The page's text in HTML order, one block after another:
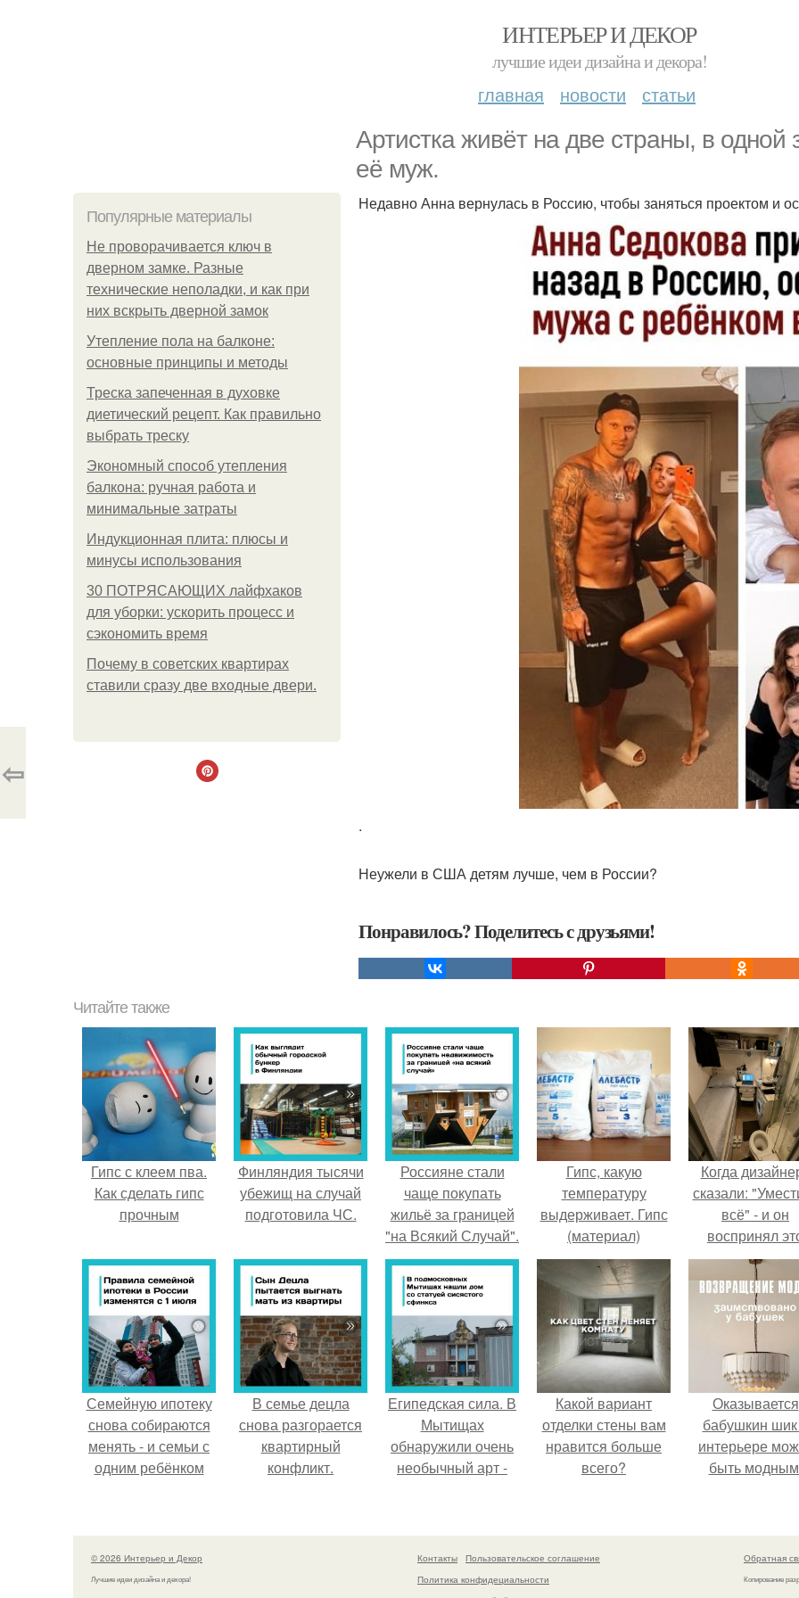
ИНТЕРЬЕР И ДЕКОР
лучшие идеи дизайна и декора!
главная новости статьи
Артистка живёт на две страны, в одной
её муж.
Популярные материалы
Не проворачивается ключ в
дверном замке. Разные
технические неполадки, и как при
них вскрыть дверной замок
Утепление пола на балконе:
основные принципы и методы
Треска запеченная в духовке
диетический рецепт. Как правильно
выбрать треску
Экономный способ утепления
балкона: ручная работа и
минимальные затраты
Индукционная плита: плюсы и
минусы использования
30 ПОТРЯСАЮЩИХ лайфхаков
для уборки: ускорить процесс и
сэкономить время
Почему в советских квартирах
ставили сразу две входные двери.
Недавно Анна вернулась в Россию, чтобы заняться проектом и
.
Неужели в США детям лучше, чем в России?
Понравилось? Поделитесь с друзьями!
⇦
Читайте также
Гипс с клеем пва.
Как сделать гипс
прочным
Финляндия тысячи
убежищ на случай
подготовила ЧС.
Россияне стали
чаще покупать
жильё за границей
"на Всякий Случай".
Гипс, какую
температуру
выдерживает. Гипс
(материал)
Когда
сказали:
всё" - и он
воспринял
слишком
буквально.
Семейную ипотеку
снова собираются
менять - и семьи с
одним ребёнком
В семье децла
снова разгорается
квартирный
конфликт.
Египедская сила. В
Мытищах
обнаружили очень
необычный арт -
Какой вариант
отделки стены вам
нравится больше
всего?
Оказывается
бабушкин
интерьере
быть
© 2026 Интерьер и Декор
Лучшие идеи дизайна и декора!
Контакты
Пользовательское соглашение
Политика конфидециальности
Обратная
Копирование